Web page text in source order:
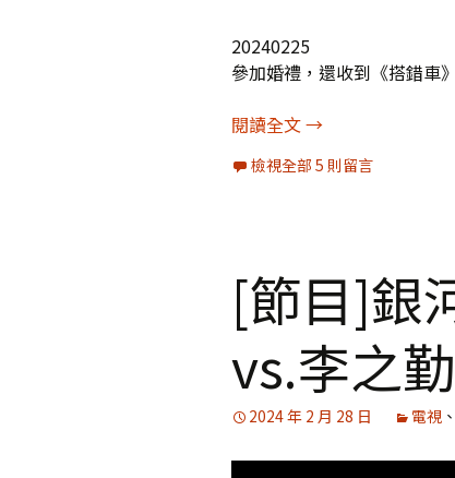
20240225
參加婚禮，還收到《搭錯車
閱讀全文小日子383
→
檢視全部 5 則留言
[節目]銀
vs.李之勤
2024 年 2 月 28 日 電視 、